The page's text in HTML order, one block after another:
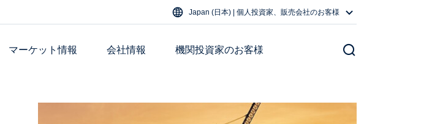
Japan (日本) | 個人投資家、販売会社のお客様
マーケット情報 会社情報 機関投資家のお客様